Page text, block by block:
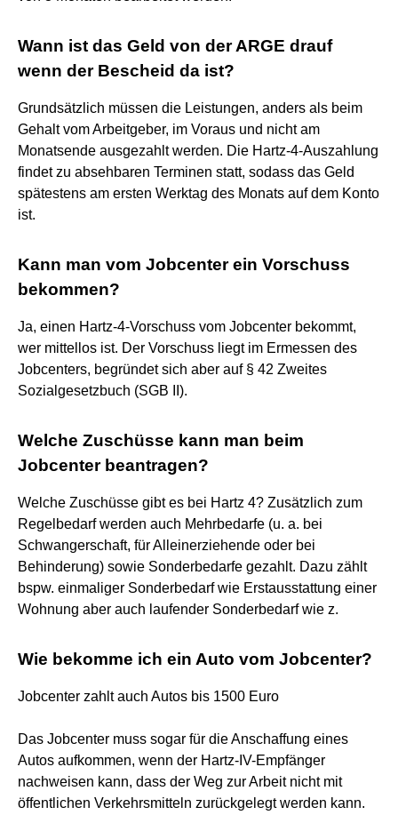
Wann ist das Geld von der ARGE drauf
wenn der Bescheid da ist?
Grundsätzlich müssen die Leistungen, anders als beim
Gehalt vom Arbeitgeber, im Voraus und nicht am
Monatsende ausgezahlt werden. Die Hartz-4-Auszahlung
findet zu absehbaren Terminen statt, sodass das Geld
spätestens am ersten Werktag des Monats auf dem Konto
ist.
Kann man vom Jobcenter ein Vorschuss
bekommen?
Ja, einen Hartz-4-Vorschuss vom Jobcenter bekommt,
wer mittellos ist. Der Vorschuss liegt im Ermessen des
Jobcenters, begründet sich aber auf § 42 Zweites
Sozialgesetzbuch (SGB II).
Welche Zuschüsse kann man beim
Jobcenter beantragen?
Welche Zuschüsse gibt es bei Hartz 4? Zusätzlich zum
Regelbedarf werden auch Mehrbedarfe (u. a. bei
Schwangerschaft, für Alleinerziehende oder bei
Behinderung) sowie Sonderbedarfe gezahlt. Dazu zählt
bspw. einmaliger Sonderbedarf wie Erstausstattung einer
Wohnung aber auch laufender Sonderbedarf wie z.
Wie bekomme ich ein Auto vom Jobcenter?
Jobcenter zahlt auch Autos bis 1500 Euro
Das Jobcenter muss sogar für die Anschaffung eines
Autos aufkommen, wenn der Hartz-IV-Empfänger
nachweisen kann, dass der Weg zur Arbeit nicht mit
öffentlichen Verkehrsmitteln zurückgelegt werden kann.